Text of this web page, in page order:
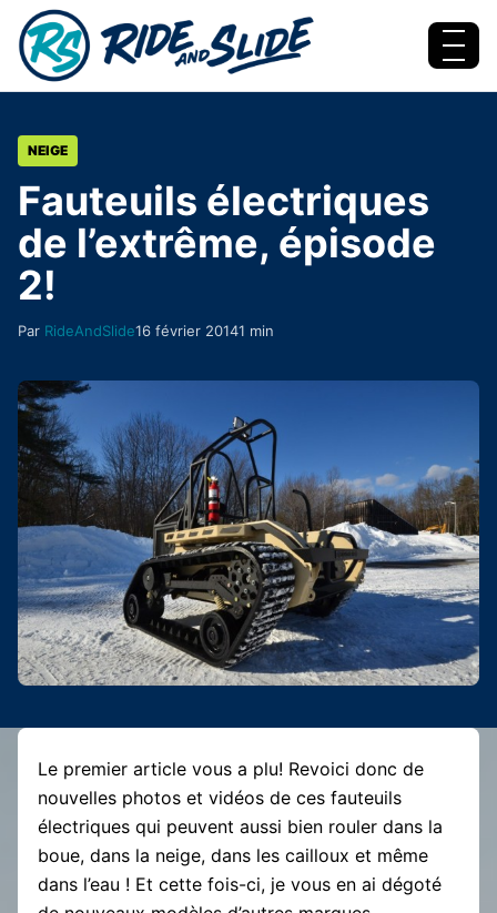
Aller au contenu
Menu
NEIGE
Fauteuils électriques
de l’extrême, épisode
2!
Par RideAndSlide16 février 20141 min
Le premier article vous a plu! Revoici donc de
nouvelles photos et vidéos de ces fauteuils
électriques qui peuvent aussi bien rouler dans la
boue, dans la neige, dans les cailloux et même
dans l’eau ! Et cette fois-ci, je vous en ai dégoté